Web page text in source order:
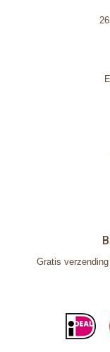
Gratis